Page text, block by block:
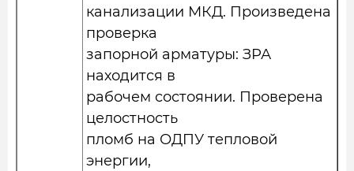
канализации МКД. Произведена
проверка
запорной арматуры: ЗРА
находится в
рабочем состоянии. Проверена
целостность
пломб на ОДПУ тепловой
энергии,